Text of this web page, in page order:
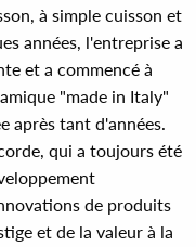
à simple cuisson et
années, l'entreprise a
et a commencé à
"made in Italy"
après tant d'années.
qui a toujours été
de produits
et de la valeur à la